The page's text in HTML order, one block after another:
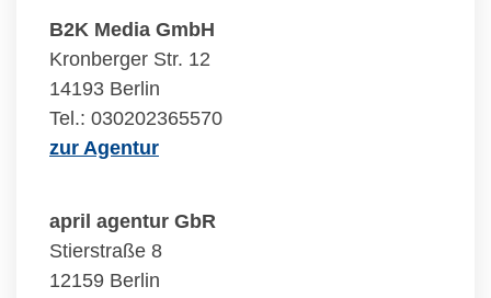
B2K Media GmbH
Kronberger Str. 12
14193 Berlin
Tel.: 030202365570
zur Agentur
april agentur GbR
Stierstraße 8
12159 Berlin